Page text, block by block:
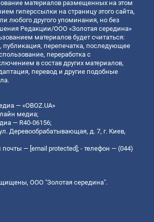
материалов размещенных на этом
гиперссылки на страницу этого сайта,
любого другого упоминания, но без
Редакции/ООО «Золотая середина»
материалов будет считаться:
публикация, перепечатка, последующее
переработка с
в состав других материалов,
перевод и другие подобные
— «OBOZ.UA»
медиа;
— R40-06156;
Деревообрабатывающая, д. 7, г. Киев,
почты — [email protected]; - телефон — (044)
ООО "Золотая середина".